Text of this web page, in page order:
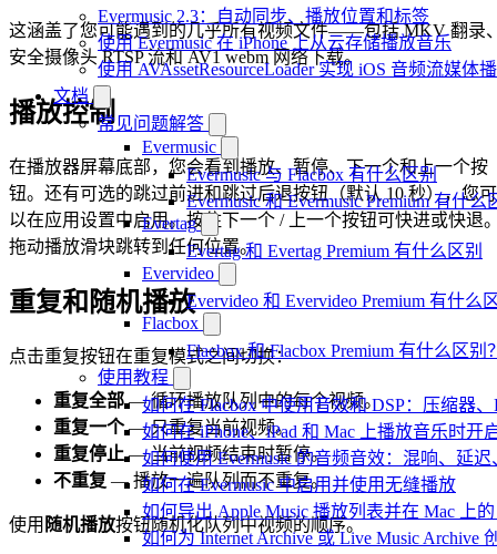
Evermusic 2.3：自动同步、播放位置和标签
使用 Evermusic 在 iPhone 上从云存储播放音乐
使用 AVAssetResourceLoader 实现 iOS 音频流媒体
文档
常见问题解答
Evermusic
Evermusic 与 Flacbox 有什么区别
Evermusic 和 Evermusic Premium 有什么
Evertag
Evertag 和 Evertag Premium 有什么区别
Evervideo
Evervideo 和 Evervideo Premium 有什么
Flacbox
Flacbox 和 Flacbox Premium 有什么区别
使用教程
如何在 Flacbox 中使用音效和 DSP：压缩器
如何在 iPhone、iPad 和 Mac 上播放音乐时开
如何使用 Evermusic 的音频音效：混响、延
如何在 Evermusic 中启用并使用无缝播放
如何导出 Apple Music 播放列表并在 Mac 上
如何为 Internet Archive 或 Live Music Archive
这涵盖了您可能遇到的几乎所有视频文件——包括 MKV 翻录
安全摄像头 RTSP 流和 AV1 webm 网络下载。
播放控制
在播放器屏幕底部，您会看到播放、暂停、下一个和上一个按
钮。还有可选的跳过前进和跳过后退按钮（默认 10 秒），您可
以在应用设置中启用。按住下一个 / 上一个按钮可快进或快退
拖动播放滑块跳转到任何位置。
重复和随机播放
点击重复按钮在重复模式之间切换：
重复全部— 循环播放队列中的每个视频。
重复一个— 只重复当前视频。
重复停止— 当前视频结束时暂停。
不重复 — 播放一遍队列而不重复。
使用 随机播放按钮随机化队列中视频的顺序。